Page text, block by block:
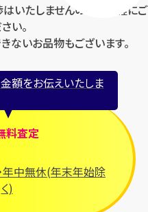
いたしませんのでお気軽にご
い。
ないお品物もございます。
額をお伝えいたしま
料査定
年中無休(年末年始除
く)